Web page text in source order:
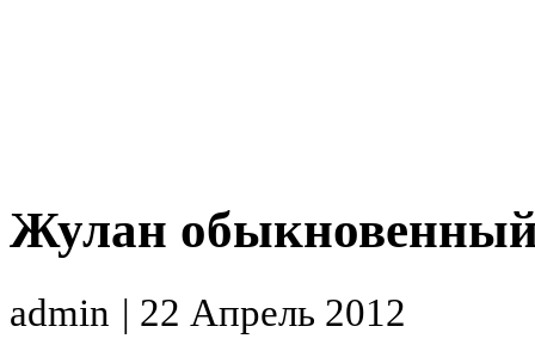
Жулан
admin | 22 Апрель 2012